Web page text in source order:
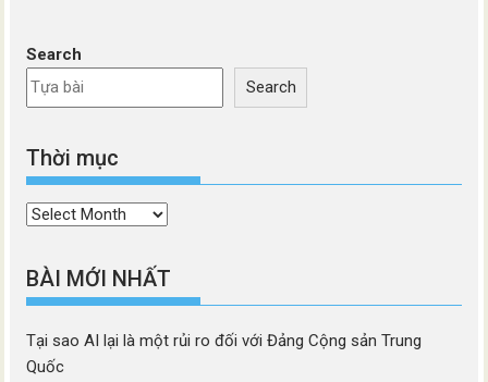
Search
Search
Thời mục
Thời
BÀI MỚI NHẤT
Tại sao AI lại là một rủi ro đối với Đảng Cộng sản Trung
Quốc